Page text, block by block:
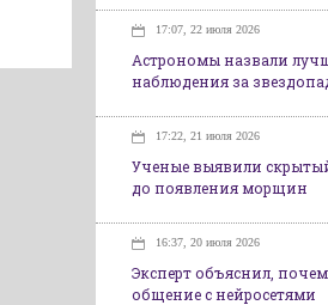
17:07, 22 июля 2026
Астрономы назвали
наблюдения за
17:22, 21 июля 2026
Ученые выявили
до появления морщин
16:37, 20 июля 2026
Эксперт объяснил,
общение с нейросетями